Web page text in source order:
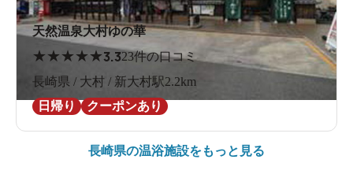
天然温泉大村ゆの華
★ ★ ★ ★ ★3.323件の口コミ
長崎県 / 大村 / 新大村駅2.2km
日帰り
クーポンあり
長崎県の温浴施設をもっと見る